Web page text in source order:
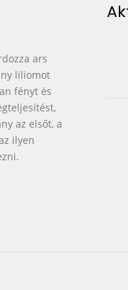
ars
liliomot
fényt és
az elsőt, a
ilyen